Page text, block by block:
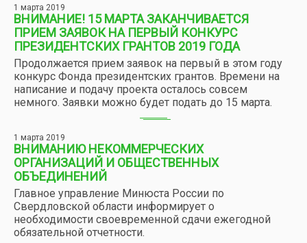
1 марта 2019
ВНИМАНИЕ! 15 МАРТА ЗАКАНЧИВАЕТСЯ
ПРИЕМ ЗАЯВОК НА ПЕРВЫЙ КОНКУРС
ПРЕЗИДЕНТСКИХ ГРАНТОВ 2019 ГОДА
Продолжается прием заявок на первый в этом году
конкурс Фонда президентских грантов. Времени на
написание и подачу проекта осталось совсем
немного. Заявки можно будет подать до 15 марта.
1 марта 2019
ВНИМАНИЮ НЕКОММЕРЧЕСКИХ
ОРГАНИЗАЦИЙ И ОБЩЕСТВЕННЫХ
ОБЪЕДИНЕНИЙ
Главное управление Минюста России по
Свердловской области информирует о
необходимости своевременной сдачи ежегодной
обязательной отчетности.